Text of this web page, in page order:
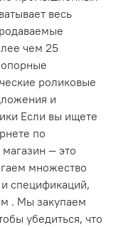
весь
чем 25
роликовые
и
Если вы ищете
по
— это
множество
спецификаций,
. Мы закупаем
убедиться, что